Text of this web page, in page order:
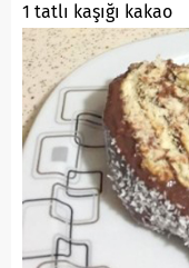
1 tatlı kaşığı kakao